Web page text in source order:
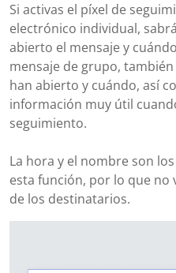
Si activas el píxel de
electrónico individual,
abierto el mensaje y
mensaje de grupo,
han abierto y cuándo, así
información muy útil
seguimiento.
La hora y el nombre son
esta función, por lo que no
de los destinatarios.